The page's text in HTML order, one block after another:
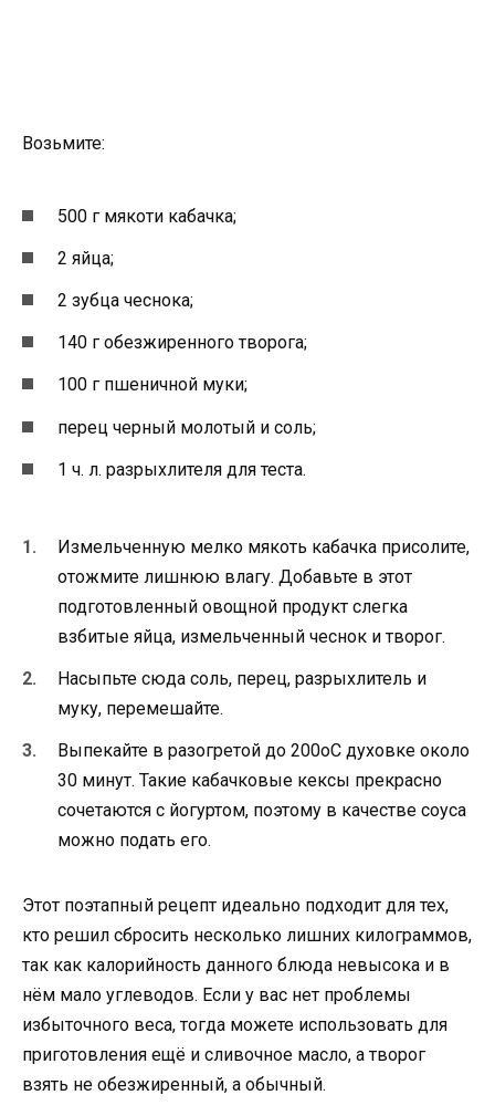
Возьмите:
500 г мякоти кабачка;
2 яйца;
2 зубца чеснока;
140 г обезжиренного творога;
100 г пшеничной муки;
перец черный молотый и соль;
1 ч. л. разрыхлителя для теста.
Измельченную мелко мякоть кабачка присолите,
отожмите лишнюю влагу. Добавьте в этот
подготовленный овощной продукт слегка
взбитые яйца, измельченный чеснок и творог.
Насыпьте сюда соль, перец, разрыхлитель и
муку, перемешайте.
Выпекайте в разогретой до 200оС духовке около
30 минут. Такие кабачковые кексы прекрасно
сочетаются с йогуртом, поэтому в качестве соуса
можно подать его.
Этот поэтапный рецепт идеально подходит для тех,
кто решил сбросить несколько лишних килограммов,
так как калорийность данного блюда невысока и в
нём мало углеводов. Если у вас нет проблемы
избыточного веса, тогда можете использовать для
приготовления ещё и сливочное масло, а творог
взять не обезжиренный, а обычный.